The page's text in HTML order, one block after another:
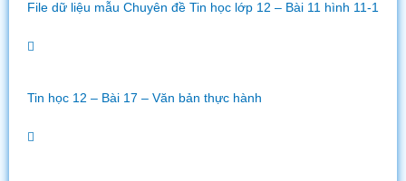
File dữ liệu mẫu Chuyên đề Tin học lớp 12 – Bài 11 hình 11-1
Tin học 12 – Bài 17 – Văn bản thực hành